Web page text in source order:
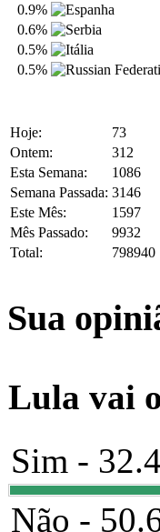
0.9%
0.6%
0.5%
0.5%
Hoje:
73
Ontem:
312
Esta Semana:
1086
Semana Passada: 3146
Este Mês:
1597
Mês Passado:
9932
Total:
798940
Sua
Lula vai
Sim -
Não -